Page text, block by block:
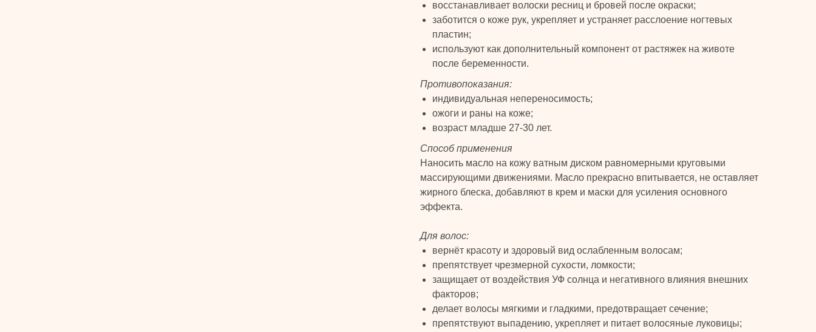
восстанавливает волоски ресниц и бровей после окраски;
заботится о коже рук, укрепляет и устраняет расслоение ногтевых
пластин;
используют как дополнительный компонент от растяжек на животе
после беременности.
Противопоказания:
индивидуальная непереносимость;
ожоги и раны на коже;
возраст младше 27-30 лет.
Способ применения
Наносить масло на кожу ватным диском равномерными круговыми
массирующими движениями. Масло прекрасно впитывается, не оставляет
жирного блеска, добавляют в крем и маски для усиления основного
эффекта.
Для волос:
вернёт красоту и здоровый вид ослабленным волосам;
препятствует чрезмерной сухости, ломкости;
защищает от воздействия УФ солнца и негативного влияния внешних
факторов;
делает волосы мягкими и гладкими, предотвращает сечение;
препятствуют выпадению, укрепляет и питает волосяные луковицы;